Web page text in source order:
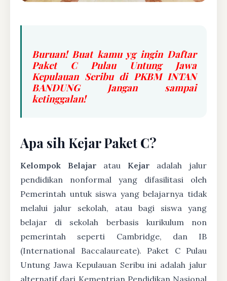
Buruan! Buat kamu yg ingin Daftar
Paket C Pulau Untung Jawa
Kepulauan Seribu di PKBM INTAN
BANDUNG Jangan sampai
ketinggalan!
Apa sih Kejar Paket C?
Kelompok Belajar atau Kejar adalah jalur
pendidikan nonformal yang difasilitasi oleh
Pemerintah untuk siswa yang belajarnya tidak
melalui jalur sekolah, atau bagi siswa yang
belajar di sekolah berbasis kurikulum non
pemerintah seperti Cambridge, dan IB
(International Baccalaureate). Paket C Pulau
Untung Jawa Kepulauan Seribu ini adalah jalur